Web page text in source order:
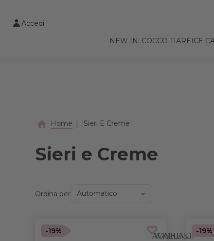
Accedi
NEW IN: COCCO TIARÈICE
Home Sieri E Creme
Sieri e Creme
Ordina per
-19%
AGGIUNGI ALLA WISHLIST
-19%